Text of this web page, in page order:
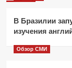
В Бразилии
изучения
Обзор СМИ